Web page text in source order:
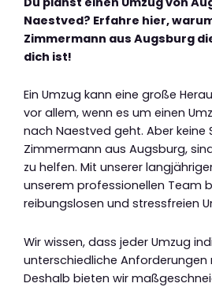
Naestved? Erfahre hier,
Zimmermann aus Augsburg
dich ist!
Ein Umzug kann eine große
vor allem, wenn es um einen
nach Naestved geht. Aber keine
Zimmermann aus Augsburg,
zu helfen. Mit unserer
unserem professionellen Team
reibungslosen und stressfreien
Wir wissen, dass jeder Umzug
unterschiedliche Anforderungen
Deshalb bieten wir